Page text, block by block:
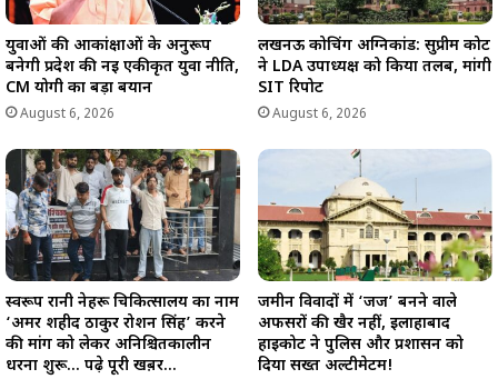
युवाओं की आकांक्षाओं के अनुरूप
बनेगी प्रदेश की नई एकीकृत युवा नीति,
CM योगी का बड़ा बयान
August 6, 2026
लखनऊ कोचिंग अग्निकांड: सुप्रीम कोर्ट
ने LDA उपाध्यक्ष को किया तलब, मांगी
SIT रिपोर्ट
August 6, 2026
स्वरूप रानी नेहरू चिकित्सालय का नाम
‘अमर शहीद ठाकुर रोशन सिंह’ करने
की मांग को लेकर अनिश्चितकालीन
धरना शुरू… पढ़े पूरी खब़र…
जमीन विवादों में ‘जज’ बनने वाले
अफसरों की खैर नहीं, इलाहाबाद
हाईकोर्ट ने पुलिस और प्रशासन को
दिया सख्त अल्टीमेटम!